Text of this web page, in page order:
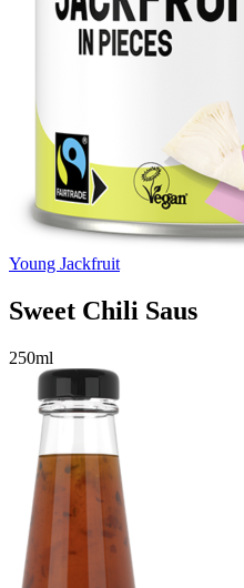
Young Jackfruit
Sweet Chili Saus
250ml